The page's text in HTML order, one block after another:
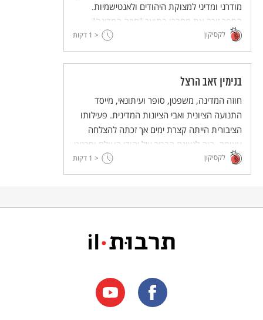
מודרני ומדיני למצוקת היהודים ולאנטישמיות.
הספר זיכה את מחברו בתואר "חוזה המדינה".
לקסיקון < 1 דקות
בנימין זאב הרצל
חוזה המדינה, משפטן, סופר ועיתונאי, מייסד
התנועה הציונית ואבי הציונות המדינית. פעילותו
הציבורית הייתה קצרת ימים אך זכתה להצלחה
עצומה. היה לנציגם הבכיר של יהודי העולם וסרטט
את חזון המדינה היהודית - כיובל שנים לפני
הקמתה.
לקסיקון < 1 דקות